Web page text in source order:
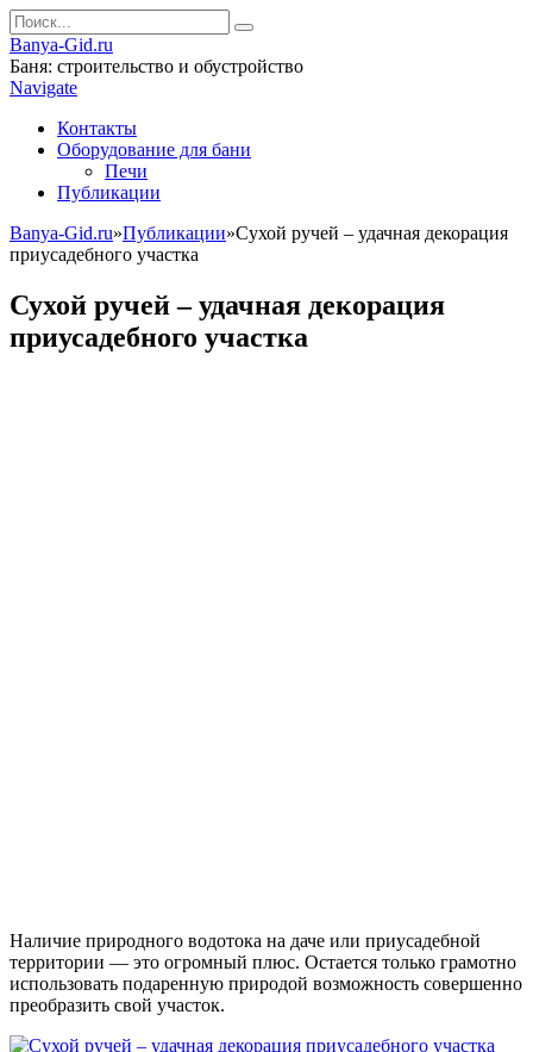
Banya-Gid.ru
Баня: строительство и обустройство
Navigate
Контакты
Оборудование для бани
Печи
Публикации
Banya-Gid.ru»Публикации»Сухой ручей – удачная декорация
приусадебного участка
Сухой ручей – удачная декорация
приусадебного участка
Наличие природного водотока на даче или приусадебной
территории — это огромный плюс. Остается только грамотно
использовать подаренную природой возможность совершенно
преобразить свой участок.